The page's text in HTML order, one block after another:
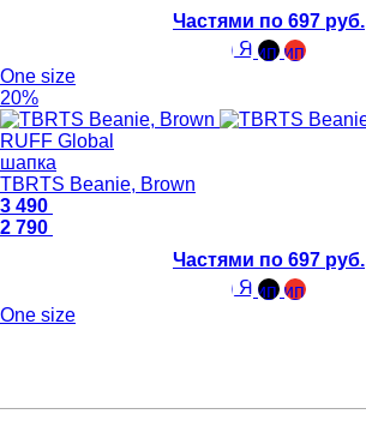
Частями по 697 руб.
One size
20%
RUFF Global
шапка
TBRTS Beanie, Brown
3 490
2 790
Частями по 697 руб.
One size